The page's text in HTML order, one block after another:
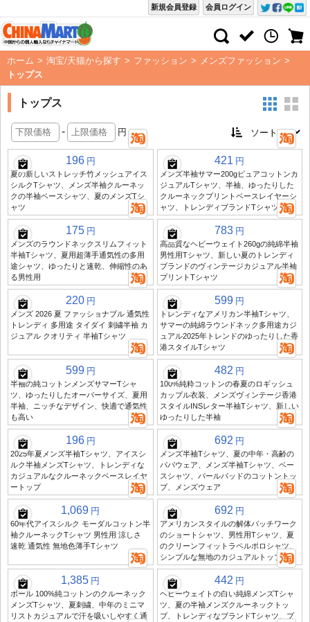
会員ログイン
新規会員登録
ホーム > 淘宝/天猫から探す > ファッション > メンズファッション >
トップス
トップス
- 円
196 円
夏の新しいストレッチ竹メッシュアイス
シルクTシャツ、メンズ半袖クルーネッ
クの半袖ベースシャツ、夏のメンズTシ
ャツ
421 円
メンズ半袖サマー200gピュアコットンカ
ジュアルTシャツ、半袖、ゆったりした
クルーネックプリントベースレイヤーシ
ャツ、トレンディブランドTシャツ
175 円
メンズのラウンドネックスリムフィット
半袖Tシャツ、夏用超薄手通気性の多用
途シャツ、ゆったりと速乾、伸縮性のあ
る男性用
783 円
高品質なヘビーウェイト260gの純綿半袖
男性用Tシャツ、新しい夏のトレンディ
ブランドのヴィンテージカジュアル半袖
プリントTシャツ
220 円
メンズ 2026 夏 ファッショナブル 通気性
トレンディ 多用途 タイダイ 刺繍半袖 カ
ジュアル クオリティ 半袖Tシャツ
599 円
トレンディなアメリカン半袖Tシャツ、
サマーの純綿ラウンドネック多用途カジ
ュアル2025年トレンドのゆったりした香
港スタイルTシャツ
599 円
半袖の純コットンメンズサマーTシャ
ツ、ゆったりしたオーバーサイズ、夏用
半袖、ニッチなデザイン、快適で通気性
も高い
482 円
100%純粋コットンの春夏のロギッシュ
カップル衣装、メンズヴィンテージ香港
スタイルINSレター半袖Tシャツ、新しい
ゆったりした半袖
196 円
2025年夏メンズ半袖Tシャツ、アイスシ
ルク半袖メンズTシャツ、トレンディな
カジュアルなクルーネックベースレイヤ
ートップ
692 円
メンズ半袖Tシャツ、夏の中年・高齢の
パパウェア、メンズ半袖Tシャツ、ベー
スシャツ、パールパッドのコットントッ
プ、メンズウェア
1,069 円
60年代アイスシルク モーダルコットン半
袖クルーネックTシャツ 男性用 涼しさ
速乾 通気性 無地色薄手Tシャツ
692 円
アメリカンスタイルの解体パッチワーク
のショートシャツ、男性用Tシャツ、夏
のクリーンフィットラペルポロシャツ、
シンプルな無地のカジュアルトップ
1,385 円
ポール 100%純コットンのクルーネック
メンズTシャツ、夏刺繍、中年のミニマ
リストカジュアルで汗を吸いしやすく通
442 円
ヘビーウェイトの白い純綿メンズTシャ
ツ、夏の半袖メンズクルーネックトッ
プ、トレンディなブランドTシャツ、プ